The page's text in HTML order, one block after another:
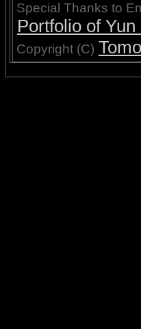
Special Thanks to
Portfolio of
Copyright (C)